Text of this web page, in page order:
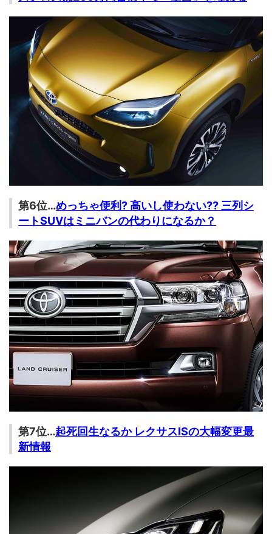
第6位…めっちゃ便利? 高いし使わない?? 三列シ
ートSUVはミニバンの代わりになるか？
第7位…起死回生なるか レクサスISの大幅変更最
新情報